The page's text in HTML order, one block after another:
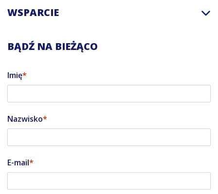
WSPARCIE
BĄDŹ NA BIEŻĄCO
Imię
Nazwisko
E-mail